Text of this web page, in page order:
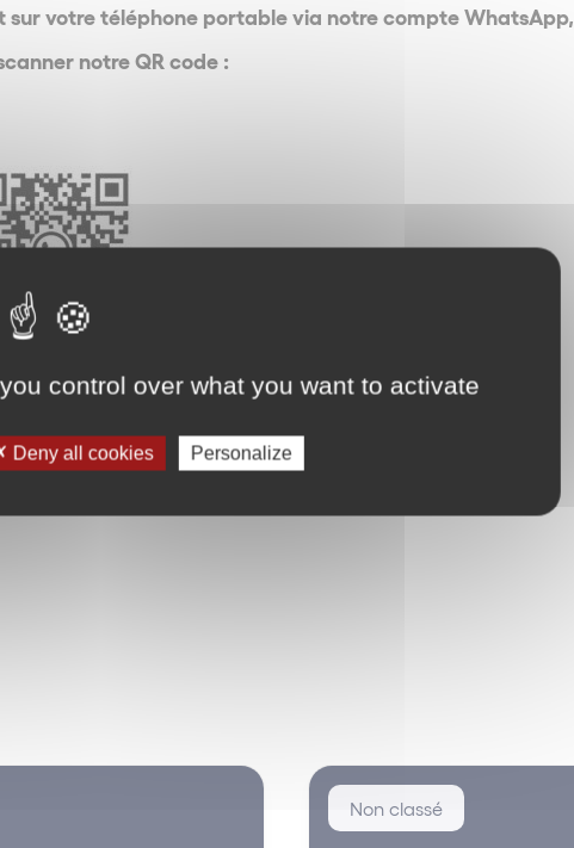
sur votre téléphone portable via notre compte WhatsApp,
notre QR code :
Non classé
control over what you want to activate
Deny all cookies Personalize